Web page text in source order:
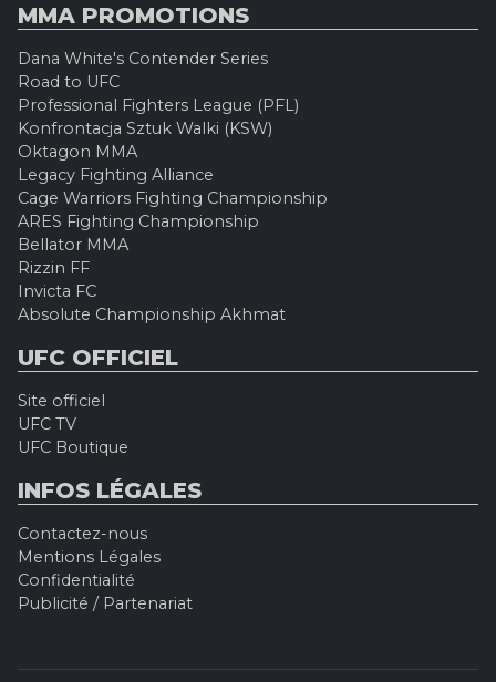
MMA PROMOTIONS
Dana White's Contender Series
Road to UFC
Professional Fighters League (PFL)
Konfrontacja Sztuk Walki (KSW)
Oktagon MMA
Legacy Fighting Alliance
Cage Warriors Fighting Championship
ARES Fighting Championship
Bellator MMA
Rizzin FF
Invicta FC
Absolute Championship Akhmat
UFC OFFICIEL
Site officiel
UFC TV
UFC Boutique
INFOS LÉGALES
Contactez-nous
Mentions Légales
Confidentialité
Publicité / Partenariat